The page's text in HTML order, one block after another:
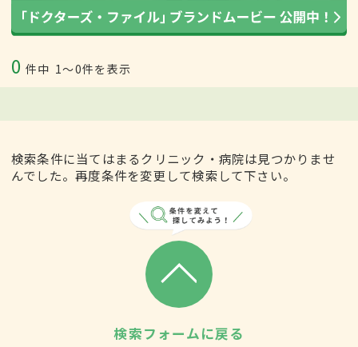
0 件中 1〜0件を表示
検索条件に当てはまるクリニック・病院は見つかりませ
んでした。再度条件を変更して検索して下さい。
検索フォームに戻る